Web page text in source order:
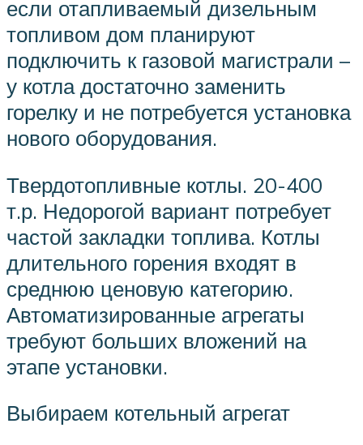
если отапливаемый дизельным
топливом дом планируют
подключить к газовой магистрали –
у котла достаточно заменить
горелку и не потребуется установка
нового оборудования.
Твердотопливные котлы. 20-400
т.р. Недорогой вариант потребует
частой закладки топлива. Котлы
длительного горения входят в
среднюю ценовую категорию.
Автоматизированные агрегаты
требуют больших вложений на
этапе установки.
Выбираем котельный агрегат